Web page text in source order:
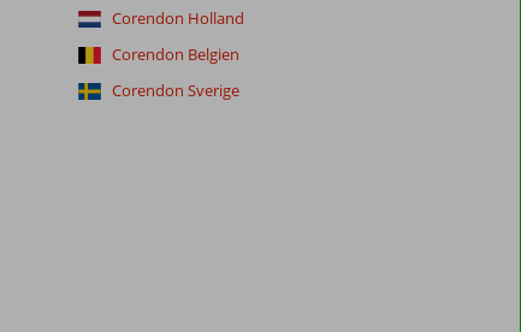
Corendon Holland
Corendon Belgien
Corendon Sverige